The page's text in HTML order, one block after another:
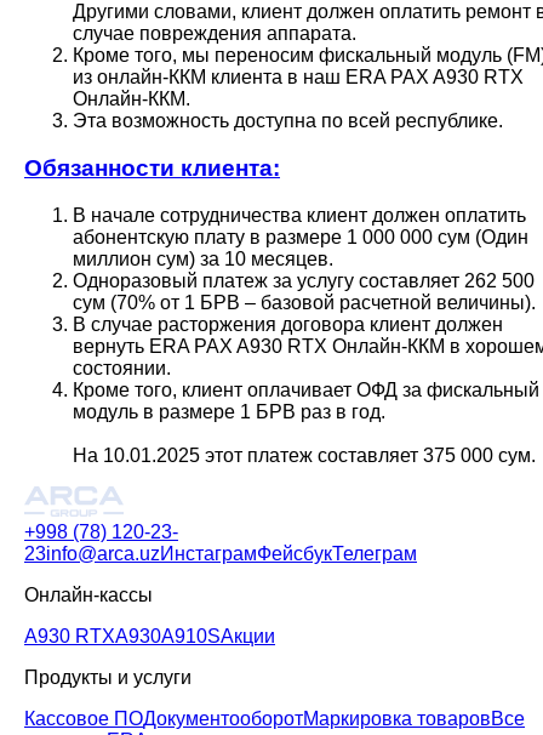
Другими словами, клиент должен оплатить ремонт
случае повреждения аппарата.
Кроме того, мы переносим фискальный модуль
из онлайн-ККМ клиента в наш ERA PAX A930 RTX
Онлайн-ККМ.
Эта возможность доступна по всей республике.
Обязанности клиента:
В начале сотрудничества клиент должен оплатить
абонентскую плату в размере 1 000 000 сум (Один
миллион сум) за 10 месяцев.
Одноразовый платеж за услугу составляет 262 500
сум (70% от 1 БРВ – базовой расчетной величины).
В случае расторжения договора клиент должен
вернуть ERA PAX A930 RTX Онлайн-ККМ в
состоянии.
Кроме того, клиент оплачивает ОФД за фискальный
модуль в размере 1 БРВ раз в год.
На 10.01.2025 этот платеж составляет 375 000 сум.
+998 (78) 120-23-
23info@arca.uzИнстаграмФейсбукТелеграм
Онлайн-кассы
A930 RTXA930A910SАкции
Продукты и услуги
Кассовое ПОДокументооборотМаркировка товаровВсе